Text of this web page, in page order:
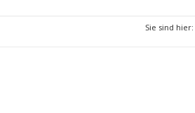
Sie sind hier: